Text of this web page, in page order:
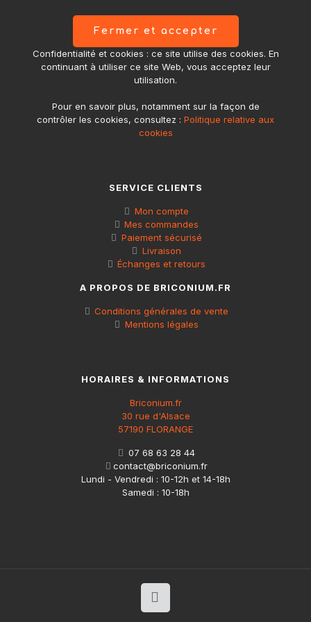
Confidentialité et cookies : ce site utilise des cookies. En
continuant à utiliser ce site Web, vous acceptez leur
utilisation.
Pour en savoir plus, notamment sur la façon de
contrôler les cookies, consultez : Politique relative aux
cookies
SERVICE CLIENTS
Mon compte
Mes commandes
Paiement sécurisé
Livraison
Échanges et retours
A PROPOS DE BRICONIUM.FR
Conditions générales de vente
Mentions légales
HORAIRES & INFORMATIONS
Briconium.fr
30 rue d'Alsace
57190 FLORANGE
07 68 63 28 44
contact@briconium.fr
Lundi - Vendredi : 10-12h et 14-18h
Samedi : 10-18h